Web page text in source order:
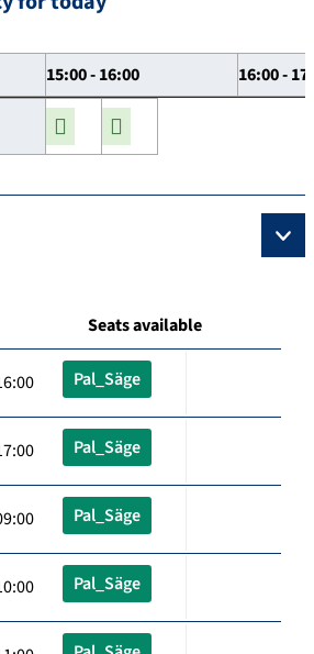
15:00 - 16:00 16:00 -
Seats available
Pal_Säge
Pal_Säge
Pal_Säge
Pal_Säge